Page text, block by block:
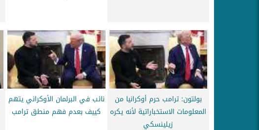
بولتون: ترامب حرم أوكرانيا من
المعلومات الاستخباراتية لأنه يكره
زيلينسكي
نائب في البرلمان الأوكراني يتهم
كييف بعدم فهم منطق ترامب